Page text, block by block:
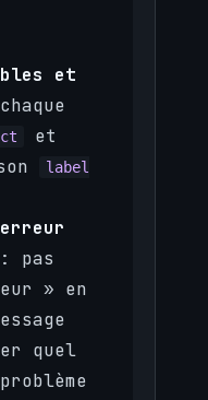
et
et
label
erreur
: pas
» en
quel